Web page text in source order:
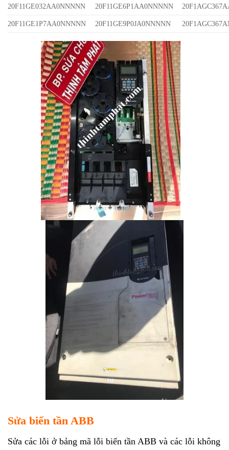
20F11GE032AA0NNNNN 20F11GE6P1AA0NNNNN
20F11GE1P7AA0NNNNN 20F11GE9P0JA0NNNNN
Sửa biến tần ABB
Sửa các lỗi ở bảng mã lỗi biến tần ABB và các lỗi không